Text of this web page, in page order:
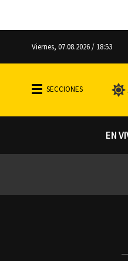
Viernes, 07.08.2026 / 18:53
EN